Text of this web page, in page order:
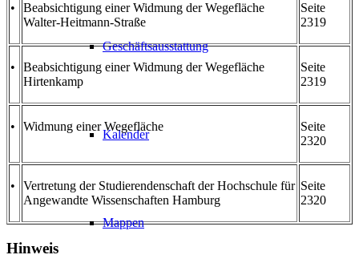
Geschäftsausstattung
Kalender
Mappen
•
Beabsichtigung einer Widmung der Wegefläche
Walter-Heitmann-Straße
Seite
2319
•
Beabsichtigung einer Widmung der Wegefläche
Hirtenkamp
Seite
2319
• Widmung einer Wegefläche
Seite
2320
•
Vertretung der Studierendenschaft der Hochschule für
Angewandte Wissenschaften Hamburg
Seite
2320
Hinweis